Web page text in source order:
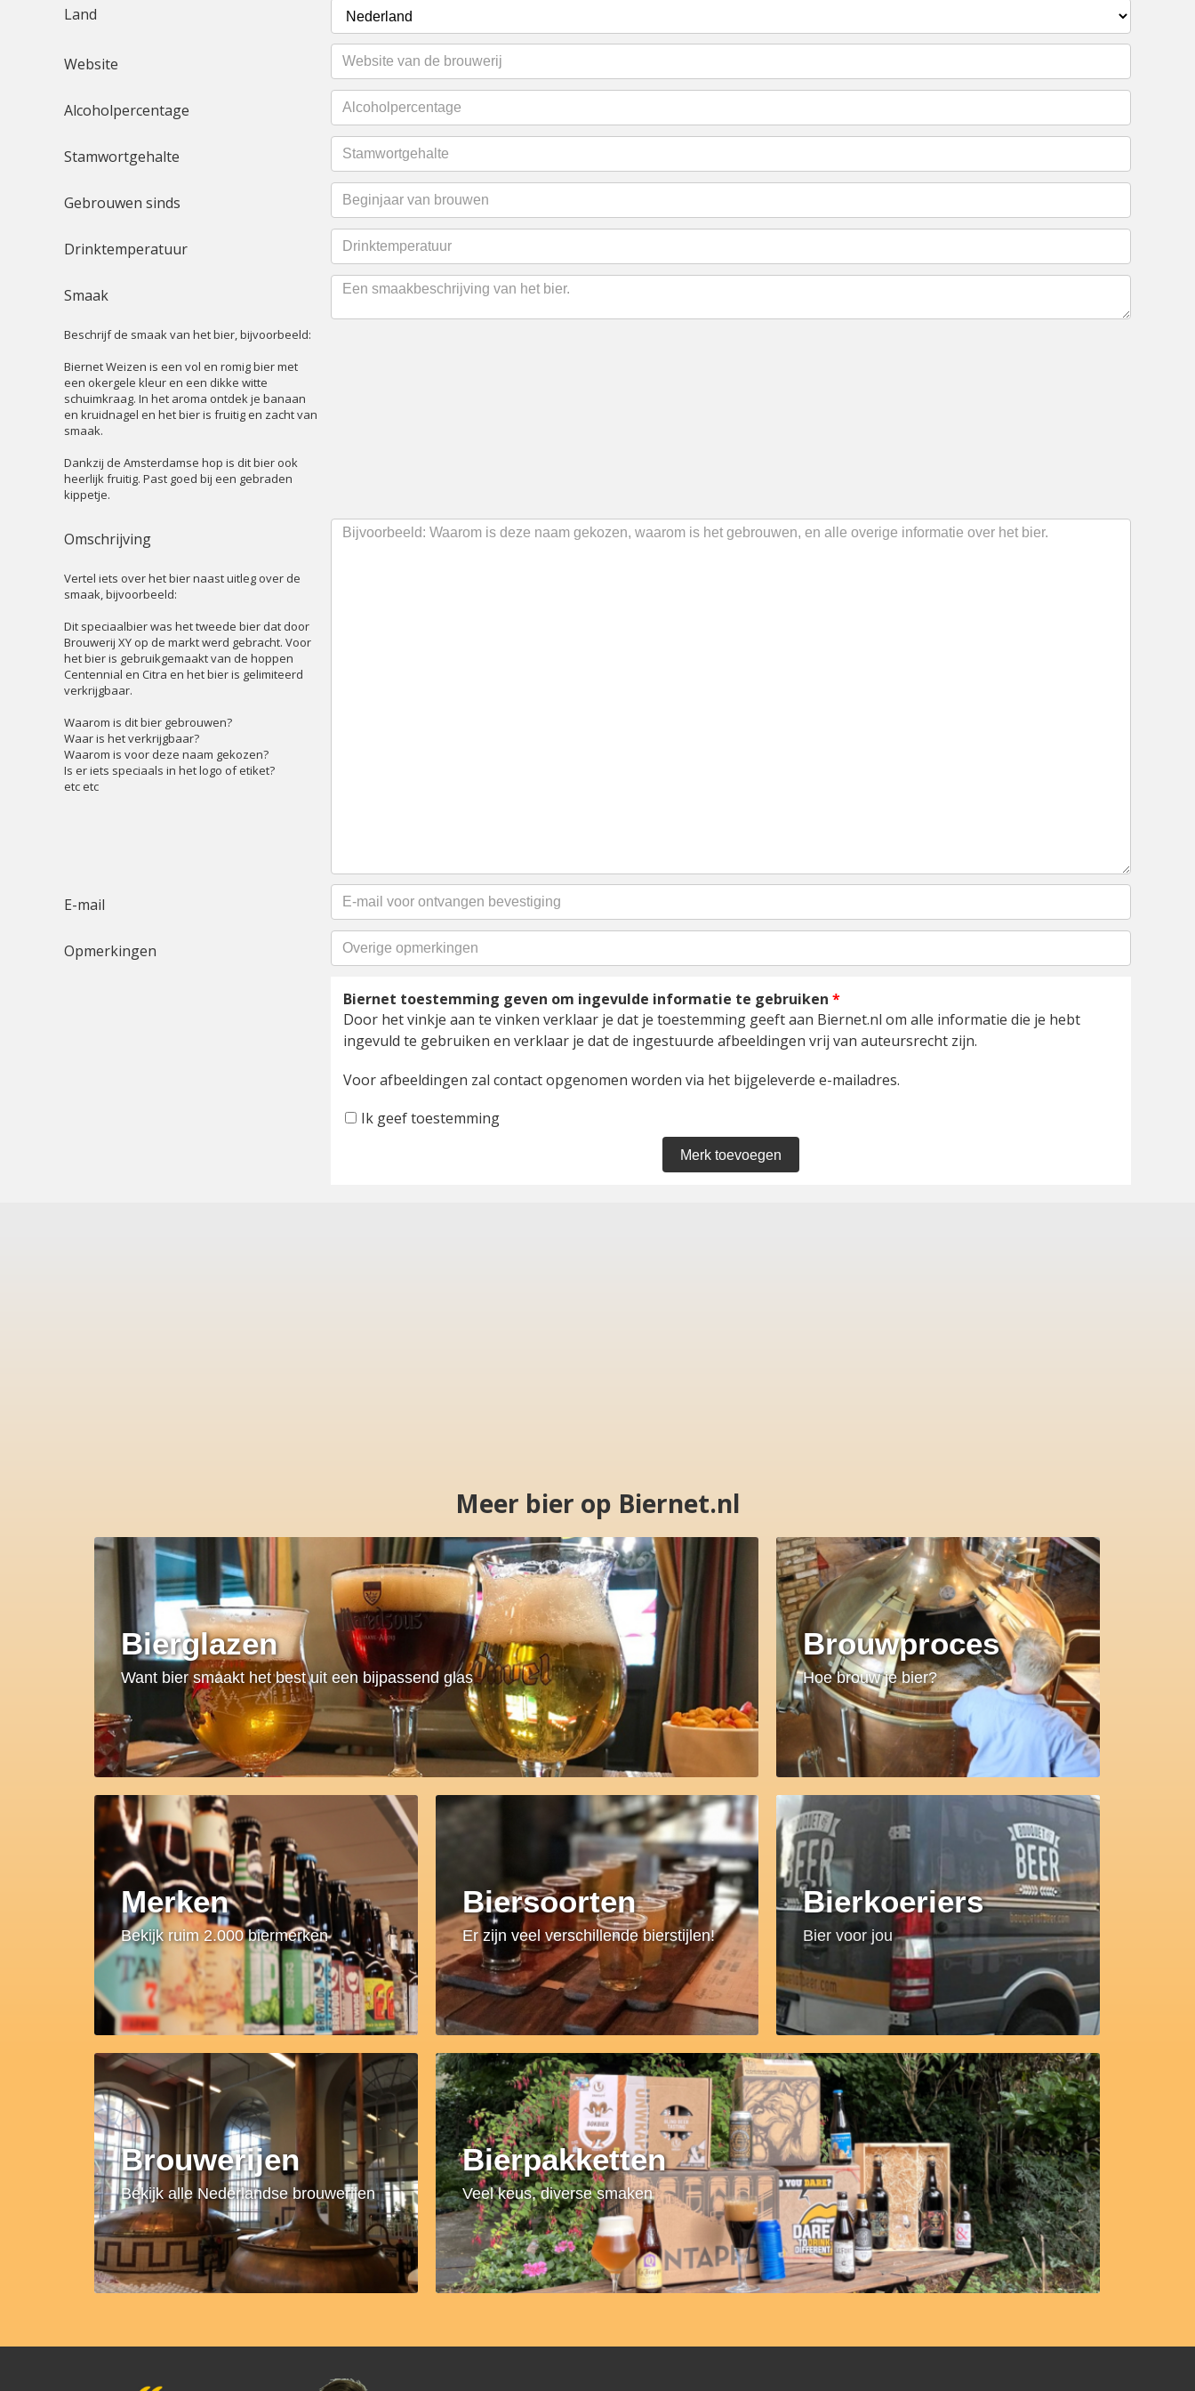
Land
Website
Alcoholpercentage
Stamwortgehalte
Gebrouwen sinds
Drinktemperatuur
Smaak
Beschrijf de smaak van het bier, bijvoorbeeld:
Biernet Weizen is een vol en romig bier met
een okergele kleur en een dikke witte
schuimkraag. In het aroma ontdek je banaan
en kruidnagel en het bier is fruitig en zacht van
smaak.
Dankzij de Amsterdamse hop is dit bier ook
heerlijk fruitig. Past goed bij een gebraden
kippetje.
Omschrijving
Vertel iets over het bier naast uitleg over de
smaak, bijvoorbeeld:
Dit speciaalbier was het tweede bier dat door
Brouwerij XY op de markt werd gebracht. Voor
het bier is gebruikgemaakt van de hoppen
Centennial en Citra en het bier is gelimiteerd
verkrijgbaar.
Waarom is dit bier gebrouwen?
Waar is het verkrijgbaar?
Waarom is voor deze naam gekozen?
Is er iets speciaals in het logo of etiket?
etc etc
E-mail
Opmerkingen
Biernet toestemming geven om ingevulde informatie te gebruiken *
Door het vinkje aan te vinken verklaar je dat je toestemming geeft aan Biernet.nl om alle informatie die je hebt
ingevuld te gebruiken en verklaar je dat de ingestuurde afbeeldingen vrij van auteursrecht zijn.
Voor afbeeldingen zal contact opgenomen worden via het bijgeleverde e-mailadres.
Ik geef toestemming
Meer bier op Biernet.nl
Bierglazen
Want bier smaakt het best uit een bijpassend glas
Brouwproces
Hoe brouw je bier?
Merken
Bekijk ruim 2.000 biermerken
Biersoorten
Er zijn veel verschillende bierstijlen!
Bierkoeriers
Bier voor jou
Brouwerijen
Bekijk alle Nederlandse brouwerijen
Bierpakketten
Veel keus, diverse smaken